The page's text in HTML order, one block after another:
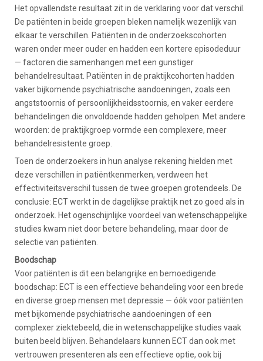
Het opvallendste resultaat zit in de verklaring voor dat verschil.
De patiënten in beide groepen bleken namelijk wezenlijk van
elkaar te verschillen. Patiënten in de onderzoekscohorten
waren onder meer ouder en hadden een kortere episodeduur
— factoren die samenhangen met een gunstiger
behandelresultaat. Patiënten in de praktijkcohorten hadden
vaker bijkomende psychiatrische aandoeningen, zoals een
angststoornis of persoonlijkheidsstoornis, en vaker eerdere
behandelingen die onvoldoende hadden geholpen. Met andere
woorden: de praktijkgroep vormde een complexere, meer
behandelresistente groep.
Toen de onderzoekers in hun analyse rekening hielden met
deze verschillen in patiëntkenmerken, verdween het
effectiviteitsverschil tussen de twee groepen grotendeels. De
conclusie: ECT werkt in de dagelijkse praktijk net zo goed als in
onderzoek. Het ogenschijnlijke voordeel van wetenschappelijke
studies kwam niet door betere behandeling, maar door de
selectie van patiënten.
Boodschap
Voor patiënten is dit een belangrijke en bemoedigende
boodschap: ECT is een effectieve behandeling voor een brede
en diverse groep mensen met depressie — óók voor patiënten
met bijkomende psychiatrische aandoeningen of een
complexer ziektebeeld, die in wetenschappelijke studies vaak
buiten beeld blijven. Behandelaars kunnen ECT dan ook met
vertrouwen presenteren als een effectieve optie, ook bij